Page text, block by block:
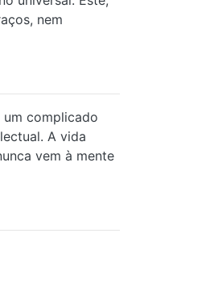
nem
um complicado
A vida
vem à mente